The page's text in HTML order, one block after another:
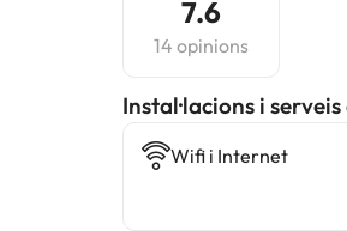
7.6
14 opinions
Instal·lacions i
Wifi i Internet